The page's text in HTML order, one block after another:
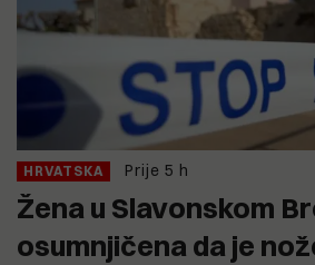
HRVATSKA Prije 5 h
Žena u Slavonskom
osumnjičena da je